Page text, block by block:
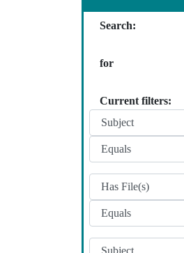
Search:
for
Current filters: